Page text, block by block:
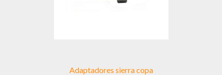
Adaptadores sierra copa